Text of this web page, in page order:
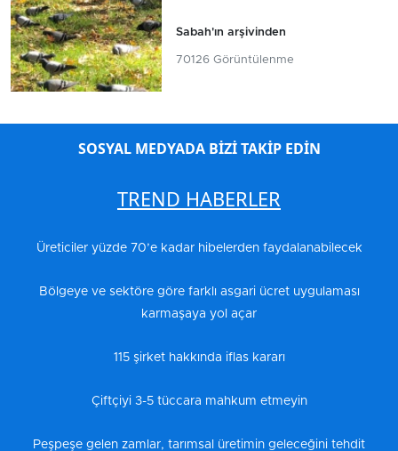
Sabah'ın arşivinden
70126 Görüntülenme
SOSYAL MEDYADA BİZİ TAKİP EDİN
TREND HABERLER
Üreticiler yüzde 70’e kadar hibelerden faydalanabilecek
Bölgeye ve sektöre göre farklı asgari ücret uygulaması
karmaşaya yol açar
115 şirket hakkında iflas kararı
Çiftçiyi 3-5 tüccara mahkum etmeyin
Peşpeşe gelen zamlar, tarımsal üretimin geleceğini tehdit